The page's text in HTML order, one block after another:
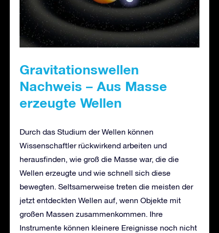
Gravitationswellen
Nachweis – Aus Masse
erzeugte Wellen
Durch das Studium der Wellen können
Wissenschaftler rückwirkend arbeiten und
herausfinden, wie groß die Masse war, die die
Wellen erzeugte und wie schnell sich diese
bewegten. Seltsamerweise treten die meisten der
jetzt entdeckten Wellen auf, wenn Objekte mit
großen Massen zusammenkommen. Ihre
Instrumente können kleinere Ereignisse noch nicht